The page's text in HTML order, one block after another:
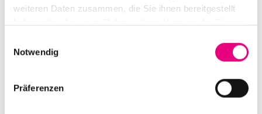
weiteren Daten zusammen, die Sie ihnen bereitgestellt
Notwendig
Präferenzen
Erwin Ditzner and Alexandra Lehmler
At a glance
Start:Tuesday, April 30, 2024, 20:00